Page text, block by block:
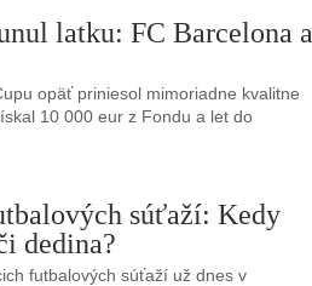
latku: FC Barcelona a
opäť priniesol mimoriadne kvalitne
10 000 eur z Fondu a let do
súťaží: Kedy
dedina?
futbalových súťaží už dnes v